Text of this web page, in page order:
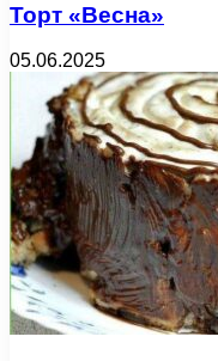
Торт «Весна»
05.06.2025